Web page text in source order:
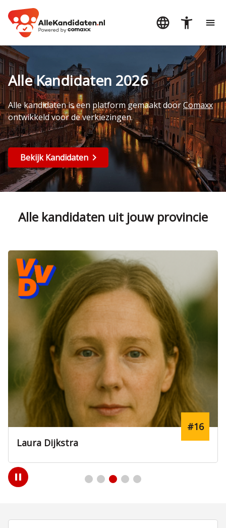
Alle Kandidaten 2026
Alle kandidaten is een platform gemaakt doorComaxx
ontwikkeld voor de verkiezingen.
Bekijk Kandidaten
Alle kandidaten uit jouw provincie
Laura Dijkstra
#16
Play
/